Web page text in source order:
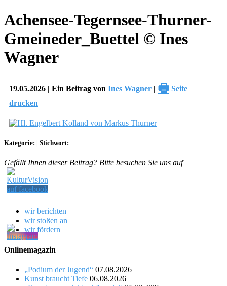
Achensee-Tegernsee-Thurner-
Gmeineder_Buettel © Ines
Wagner
19.05.2026 | Ein Beitrag von Ines Wagner | 🖶 Seite
drucken
Kategorie: | Stichwort:
Gefällt Ihnen dieser Beitrag? Bitte besuchen Sie uns auf
wir berichten
wir stoßen an
wir fördern
Onlinemagazin
„Podium der Jugend“ 07.08.2026
Kunst braucht Tiefe 06.08.2026